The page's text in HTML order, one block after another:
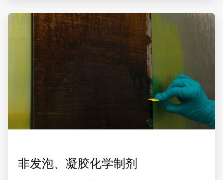
ArticleTile
共
非发泡、凝胶化学制剂​